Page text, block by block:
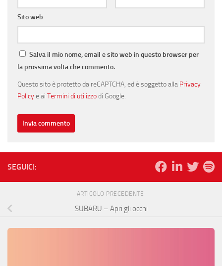
Sito web
Salva il mio nome, email e sito web in questo browser per
la prossima volta che commento.
Questo sito è protetto da reCAPTCHA, ed è soggetto alla Privacy
Policye ai Termini di utilizzodi Google.
SEGUICI:
ARTICOLO PRECEDENTE
SUBARU – Apri gli occhi